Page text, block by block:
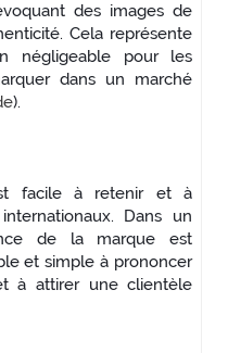
des images de
Cela représente
négligeable pour les
dans un marché
).
facile à retenir et à
Dans un
de la marque est
et simple à prononcer
à attirer une clientèle